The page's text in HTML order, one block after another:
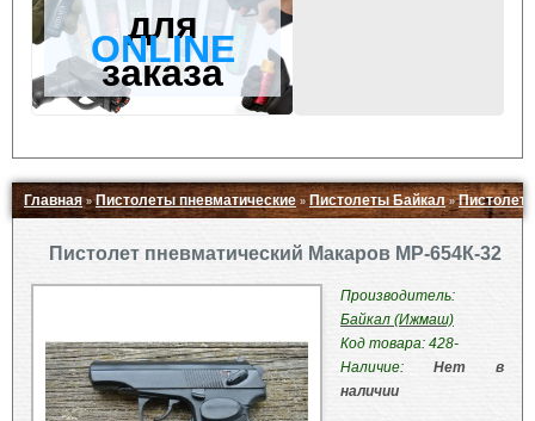
для
ONLINE
заказа
Главная»Пистолеты пневматические»Пистолеты Байкал»Пистолет
Пистолет пневматический Макаров МР-654К-32
Производитель:
Байкал (Ижмаш)
Код товара: 428-
Наличие: Нет в
наличии